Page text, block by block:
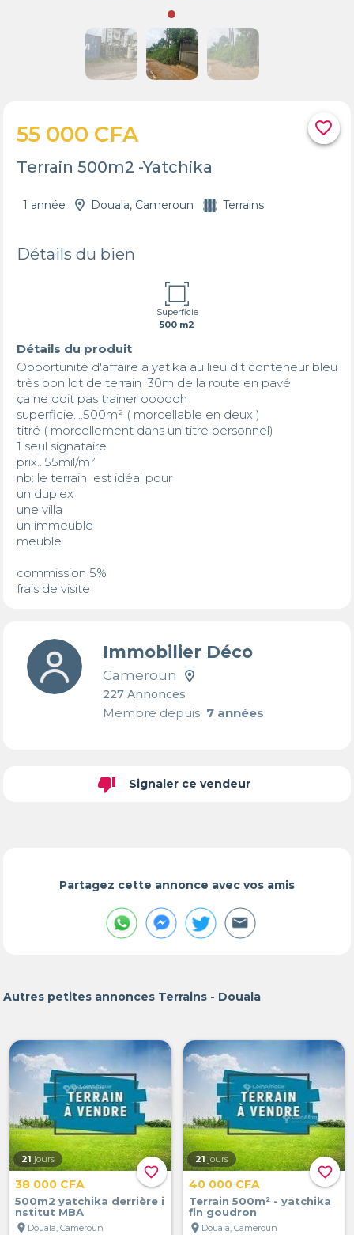
favorite_border
55 000 CFA
Terrain 500m2 -Yatchika
1 année Douala, Cameroun Terrains
Détails du bien
Superficie
500 m2
Détails du produit
Opportunité d'affaire a yatika au lieu dit conteneur bleu
très bon lot de terrain  30m de la route en pavé
ça ne doit pas trainer oooooh
superficie....500m² ( morcellable en deux )
titré ( morcellement dans un titre personnel)
1 seul signataire
prix...55mil/m²
nb: le terrain  est idéal pour
un duplex
une villa
un immeuble
meuble
commission 5%
frais de visite
Immobilier Déco
Cameroun
227 Annonces
Membre depuis7 années
thumb_down Signaler ce vendeur
Partagez cette annonce avec vos amis
Autres petites annonces Terrains - Douala
favorite_border
21 jours
38 000 CFA
500m2 yatchika derrière i
nstitut MBA
location_on Douala, Cameroun
favorite_border
21 jours
40 000 CFA
Terrain 500m² - yatchika
fin goudron
location_on Douala, Cameroun